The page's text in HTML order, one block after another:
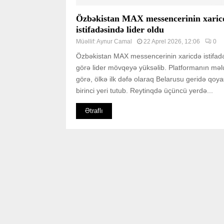
Özbəkistan MAX messencerinin
istifadəsində lider oldu
Müəllif:Aynur Camal 22 Aprel 2026, 12:06 0
Özbəkistan MAX messencerinin xaricdə
görə lider mövqeyə yüksəlib. Platformanın
görə, ölkə ilk dəfə olaraq Belarusu geridə
birinci yeri tutub. Reytinqdə üçüncü yerdə...
Ətraflı